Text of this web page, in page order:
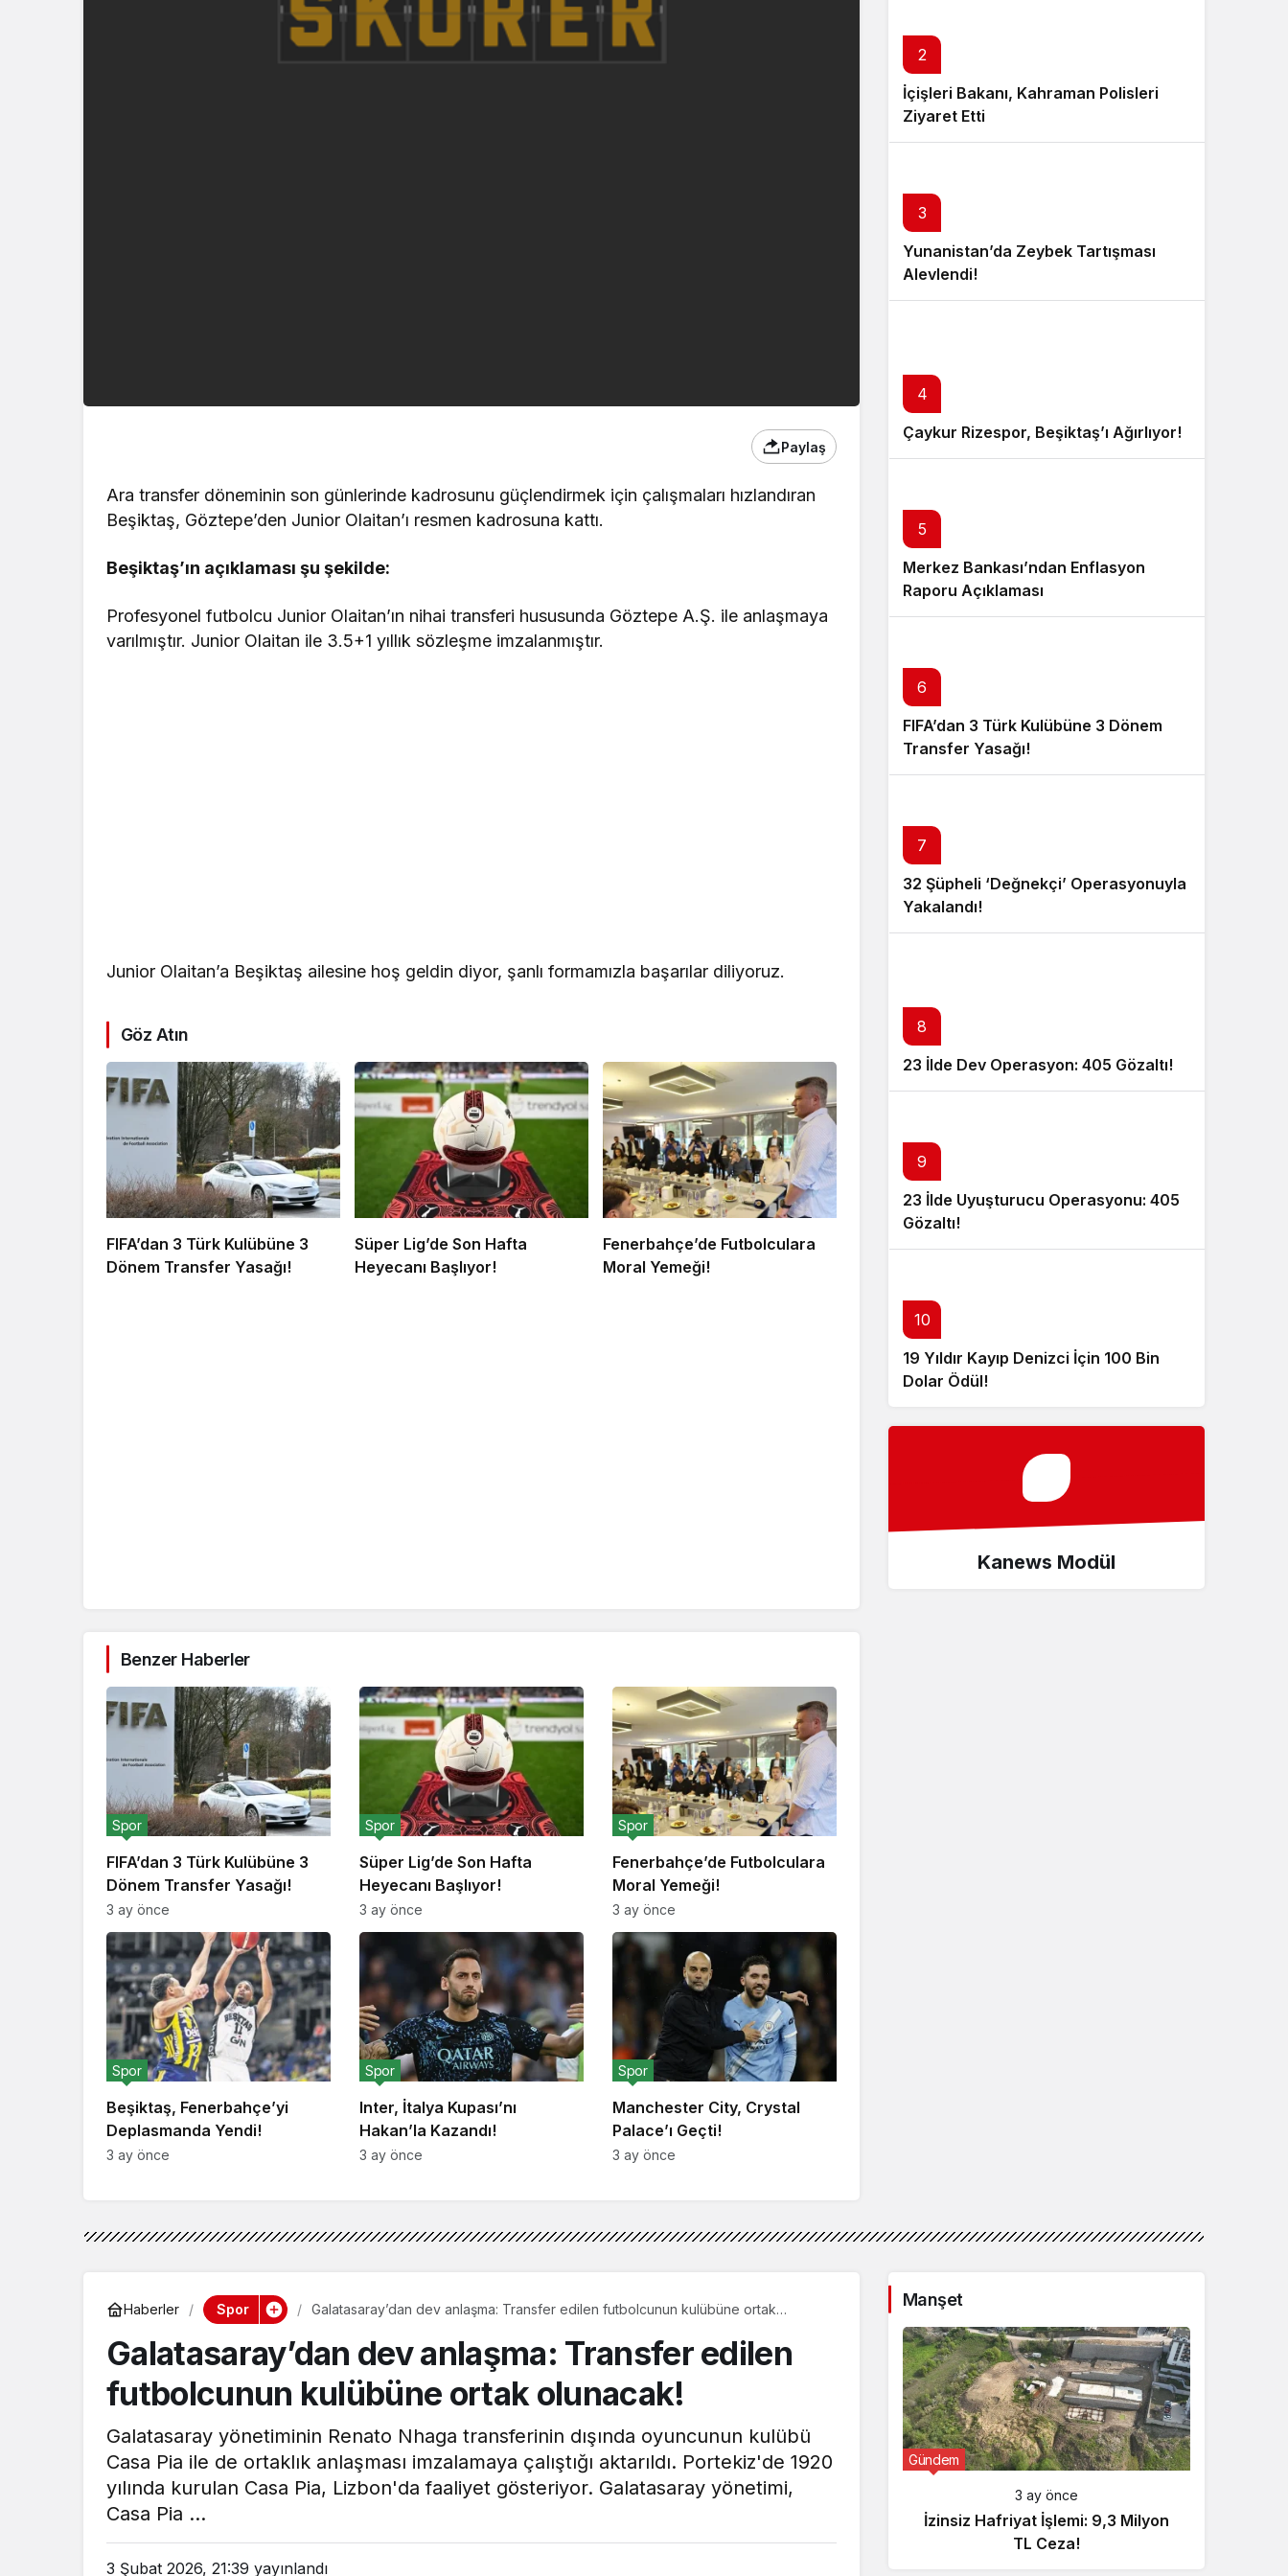
Paylaş
Ara transfer döneminin son günlerinde kadrosunu güçlendirmek için çalışmaları hızlandıran
Beşiktaş, Göztepe’den Junior Olaitan’ı resmen kadrosuna kattı.
Beşiktaş’ın açıklaması şu şekilde:
Profesyonel futbolcu Junior Olaitan’ın nihai transferi hususunda Göztepe A.Ş. ile anlaşmaya
varılmıştır. Junior Olaitan ile 3.5+1 yıllık sözleşme imzalanmıştır.
Junior Olaitan’a Beşiktaş ailesine hoş geldin diyor, şanlı formamızla başarılar diliyoruz.
Göz Atın
FIFA’dan 3 Türk Kulübüne 3
Dönem Transfer Yasağı!
Süper Lig’de Son Hafta
Heyecanı Başlıyor!
Fenerbahçe’de Futbolculara
Moral Yemeği!
Benzer Haberler
FIFA’dan 3 Türk Kulübüne 3
Dönem Transfer Yasağı!
Spor
3 ay önce
Süper Lig’de Son Hafta
Heyecanı Başlıyor!
Spor
3 ay önce
Fenerbahçe’de Futbolculara
Moral Yemeği!
Spor
3 ay önce
Beşiktaş, Fenerbahçe’yi
Deplasmanda Yendi!
Spor
3 ay önce
Inter, İtalya Kupası’nı
Hakan’la Kazandı!
Spor
3 ay önce
Manchester City, Crystal
Palace’ı Geçti!
Spor
3 ay önce
2
İçişleri Bakanı, Kahraman Polisleri
Ziyaret Etti
3
Yunanistan’da Zeybek Tartışması
Alevlendi!
4
Çaykur Rizespor, Beşiktaş’ı Ağırlıyor!
5
Merkez Bankası’ndan Enflasyon
Raporu Açıklaması
6
FIFA’dan 3 Türk Kulübüne 3 Dönem
Transfer Yasağı!
7
32 Şüpheli ‘Değnekçi’ Operasyonuyla
Yakalandı!
8
23 İlde Dev Operasyon: 405 Gözaltı!
9
23 İlde Uyuşturucu Operasyonu: 405
Gözaltı!
10
19 Yıldır Kayıp Denizci İçin 100 Bin
Dolar Ödül!
Kanews Modül
Haberler Spor
Galatasaray’dan dev anlaşma: Transfer edilen futbolcunun kulübüne ortak
Galatasaray’dan dev anlaşma: Transfer edilen
futbolcunun kulübüne ortak olunacak!
Galatasaray yönetiminin Renato Nhaga transferinin dışında oyuncunun kulübü
Casa Pia ile de ortaklık anlaşması imzalamaya çalıştığı aktarıldı. Portekiz'de 1920
yılında kurulan Casa Pia, Lizbon'da faaliyet gösteriyor. Galatasaray yönetimi,
Casa Pia ...
3 Şubat 2026, 21:39 yayınlandı
Manşet
Gündem
3 ay önce
İzinsiz Hafriyat İşlemi: 9,3 Milyon
TL Ceza!